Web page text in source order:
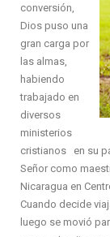
conversión,
Dios puso una
gran carga por
las almas,
habiendo
trabajado en
diversos
ministerios
cristianos en su
Señor como
Nicaragua en
Cuando decide
luego se movió